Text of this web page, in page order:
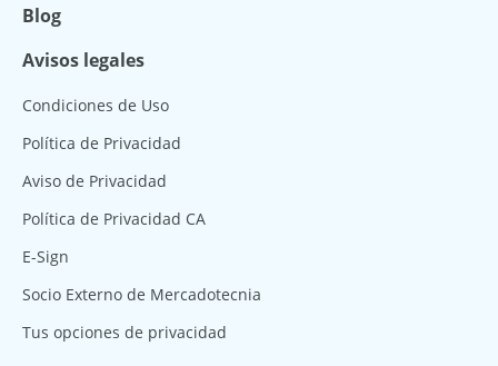
Blog
Avisos legales
Condiciones de Uso
Política de Privacidad
Aviso de Privacidad
Política de Privacidad CA
E-Sign
Socio Externo de Mercadotecnia
Tus opciones de privacidad